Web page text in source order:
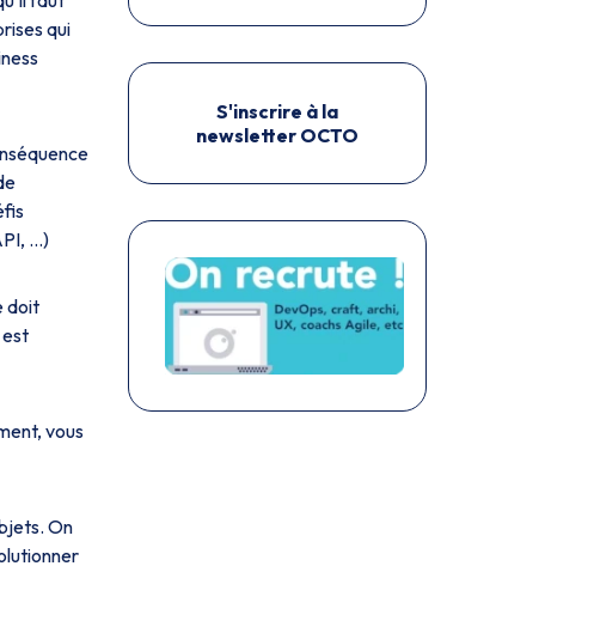
qui
...)
doit
vous
On
S'inscrire à la
newsletter OCTO